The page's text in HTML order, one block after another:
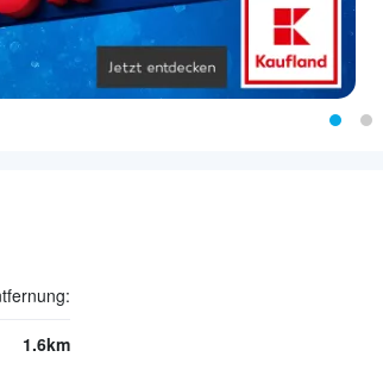
1.6km